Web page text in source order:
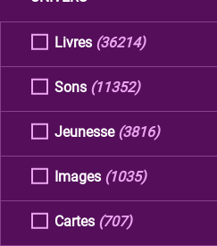
Livres (36214)
Sons (11352)
Jeunesse (3816)
Images (1035)
Cartes (707)